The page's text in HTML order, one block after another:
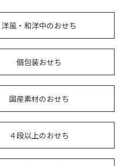
洋風・和洋中のおせち
個包装おせち
国産素材のおせち
４段以上のおせち